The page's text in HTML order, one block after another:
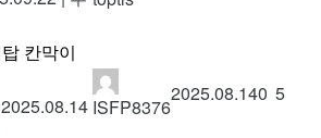
칸막이
2025.08.14 ISFP8376
2025.08.140 5